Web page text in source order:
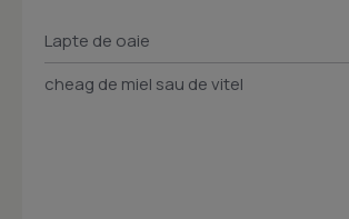
Lapte de oaie
cheag de miel sau de vitel